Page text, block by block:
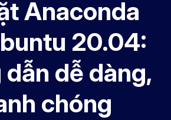
Anaconda
20.04:
dễ dàng,
chóng